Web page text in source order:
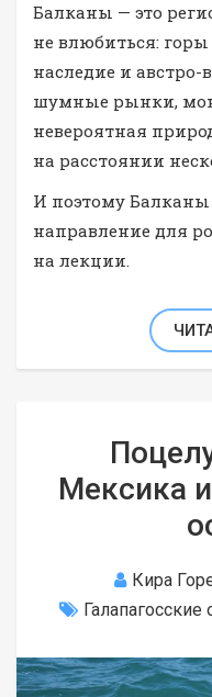
Балканы — это
не влюбиться:
наследие и австро-
шумные рынки,
невероятная
на расстоянии
И поэтому Балканы
направление для
на лекции.
Мексика
Кира
Галапагосские